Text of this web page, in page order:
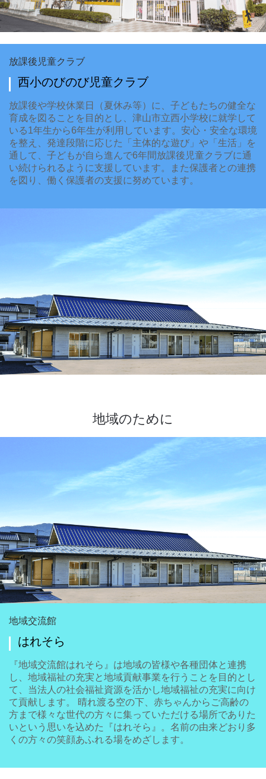
放課後児童クラブ
西小のびのび児童クラブ
放課後や学校休業日（夏休み等）に、子どもたちの健全な
育成を図ることを目的とし、津山市立西小学校に就学して
いる1年生から6年生が利用しています。安心・安全な環境
を整え、発達段階に応じた「主体的な遊び」や「生活」を
通して、子どもが自ら進んで6年間放課後児童クラブに通
い続けられるように支援しています。また保護者との連携
を図り、働く保護者の支援に努めています。
地域のために
地域交流館
はれそら
『地域交流館はれそら』は地域の皆様や各種団体と連携
し、地域福祉の充実と地域貢献事業を行うことを目的とし
て、当法人の社会福祉資源を活かし地域福祉の充実に向け
て貢献します。 晴れ渡る空の下、赤ちゃんからご高齢の
方まで様々な世代の方々に集っていただける場所でありた
いという思いを込めた『はれそら』。名前の由来どおり多
くの方々の笑顔あふれる場をめざします。